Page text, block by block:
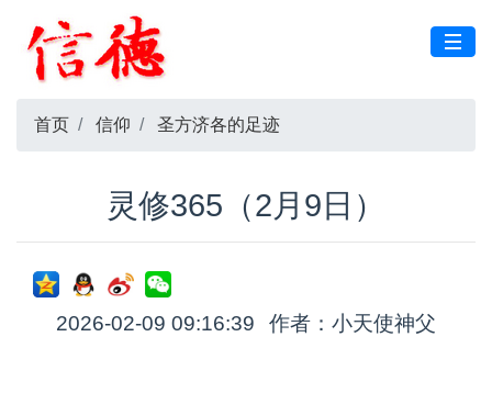
首页 信仰 圣方济各的足迹
灵修365（2月9日）
2026-02-09 09:16:39 作者：小天使神父